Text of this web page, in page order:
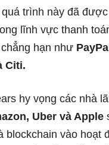
quá trình này đã
lĩnh vực thanh
hạn như
Citi.
hy vọng các nhà
Uber và Apple
blockchain vào hoạt